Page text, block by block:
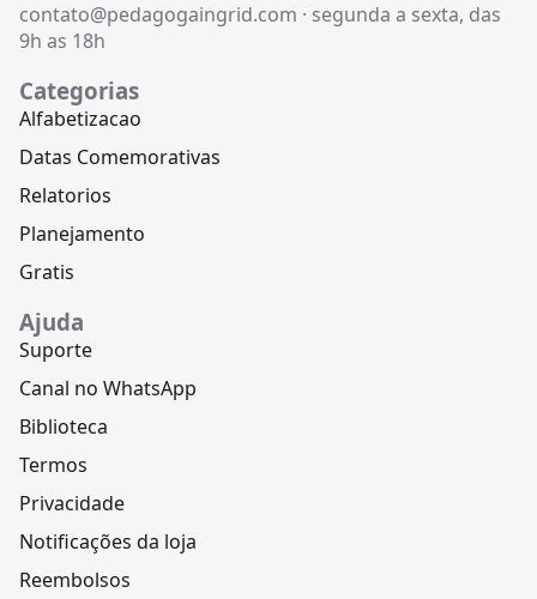
contato@pedagogaingrid.com · segunda a sexta, das
9h as 18h
Categorias
Alfabetizacao
Datas Comemorativas
Relatorios
Planejamento
Gratis
Ajuda
Suporte
Canal no WhatsApp
Biblioteca
Termos
Privacidade
Notificações da loja
Reembolsos